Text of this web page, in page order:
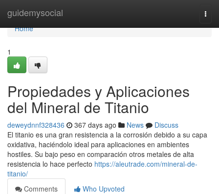
guidemysocial
Home
Home
1
Propiedades y Aplicaciones
del Mineral de Titanio
deweydnnf328436 367 days ago News
Discuss
El titanio es una gran resistencia a la corrosión debido a su capa
oxidativa, haciéndolo ideal para aplicaciones en ambientes
hostiles. Su bajo peso en comparación otros metales de alta
resistencia lo hace perfecto https://aleutrade.com/mineral-de-
titanio/
Comments
Who Upvoted